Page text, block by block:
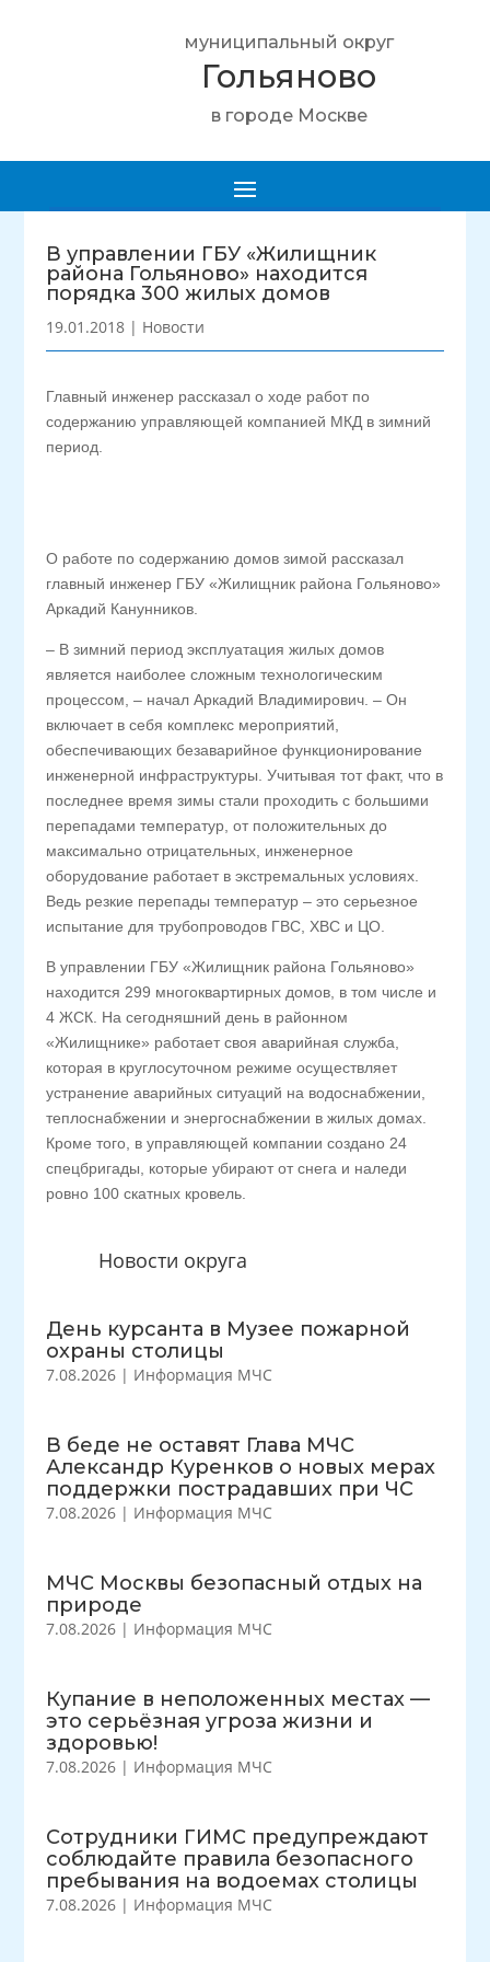
муниципальный округ
Гольяново
в городе Москве
Новости округа
День курсанта в Музее пожарной
охраны столицы
7.08.2026 | Информация МЧС
В беде не оставят Глава МЧС
Александр Куренков о новых мерах
поддержки пострадавших при ЧС
7.08.2026 | Информация МЧС
МЧС Москвы безопасный отдых на
природе
7.08.2026 | Информация МЧС
Купание в неположенных местах —
это серьёзная угроза жизни и
здоровью!
7.08.2026 | Информация МЧС
Сотрудники ГИМС предупреждают
соблюдайте правила безопасного
пребывания на водоемах столицы
7.08.2026 | Информация МЧС
В управлении ГБУ «Жилищник
района Гольяново» находится
порядка 300 жилых домов
19.01.2018 | Новости
Главный инженер рассказал о ходе работ по
содержанию управляющей компанией МКД в зимний
период.
О работе по содержанию домов зимой рассказал
главный инженер ГБУ «Жилищник района Гольяново»
Аркадий Канунников.
– В зимний период эксплуатация жилых домов
является наиболее сложным технологическим
процессом, – начал Аркадий Владимирович. – Он
включает в себя комплекс мероприятий,
обеспечивающих безаварийное функционирование
инженерной инфраструктуры. Учитывая тот факт, что в
последнее время зимы стали проходить с большими
перепадами температур, от положительных до
максимально отрицательных, инженерное
оборудование работает в экстремальных условиях.
Ведь резкие перепады температур – это серьезное
испытание для трубопроводов ГВС, ХВС и ЦО.
В управлении ГБУ «Жилищник района Гольяново»
находится 299 многоквартирных домов, в том числе и
4 ЖСК. На сегодняшний день в районном
«Жилищнике» работает своя аварийная служба,
которая в круглосуточном режиме осуществляет
устранение аварийных ситуаций на водоснабжении,
теплоснабжении и энергоснабжении в жилых домах.
Кроме того, в управляющей компании создано 24
спецбригады, которые убирают от снега и наледи
ровно 100 скатных кровель.